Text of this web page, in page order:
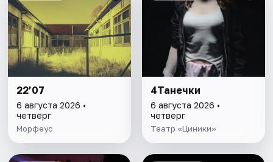
22’07
6 августа 2026 •
четверг
Морфеус
4Танечки
6 августа 2026 •
четверг
Театр «Циники»